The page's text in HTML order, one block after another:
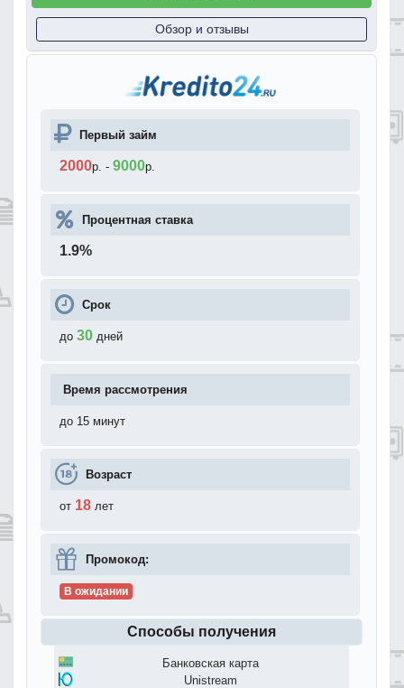
Обзор и отзывы
Первый займ
2000р. - 9000р.
Процентная ставка
1.9%
Срок
до 30 дней
Время рассмотрения
до 15 минут
Возраст
от 18 лет
Промокод:
В ожидании
Способы получения
Банковская карта
Unistream